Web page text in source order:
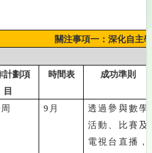
關注事項一：深化自主
計劃項
目
時間表 成功準則
9 月 透過參與數學
活動、比賽 及
電視台直播，